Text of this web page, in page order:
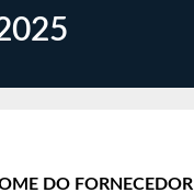
DO FORNECEDOR